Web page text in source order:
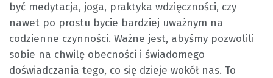
być medytacja, joga, praktyka wdzięczności, czy
nawet po prostu bycie bardziej uważnym na
codzienne czynności. Ważne jest, abyśmy pozwolili
sobie na chwilę obecności i świadomego
doświadczania tego, co się dzieje wokół nas. To